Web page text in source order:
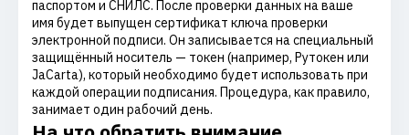
паспортом и СНИЛС. После проверки данных на ваше
имя будет выпущен сертификат ключа проверки
электронной подписи. Он записывается на специальный
защищённый носитель — токен (например, Рутокен или
JaCarta), который необходимо будет использовать при
каждой операции подписания. Процедура, как правило,
занимает один рабочий день.